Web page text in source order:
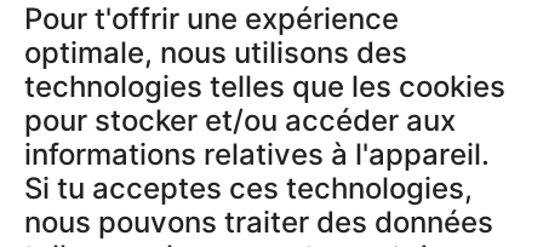
Pour t'offrir une expérience
optimale, nous utilisons des
technologies telles que les cookies
pour stocker et/ou accéder aux
informations relatives à l'appareil.
Si tu acceptes ces technologies,
nous pouvons traiter des données
PRODUKTE
Tracker
Aktivierungscodes
RECHTLICHES
AGB